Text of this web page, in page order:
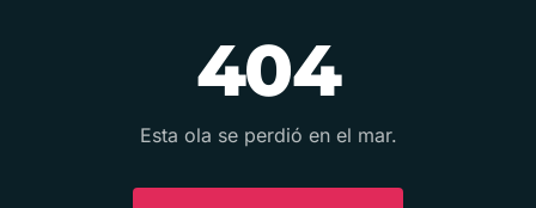
404
Esta ola se perdió en el mar.